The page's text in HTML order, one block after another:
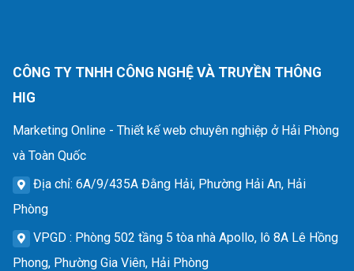
CÔNG TY TNHH CÔNG NGHỆ VÀ TRUYỀN THÔNG
HIG
Marketing Online - Thiết kế web chuyên nghiệp ở Hải Phòng
và Toàn Quốc
Địa chỉ: 6A/9/435A Đằng Hải, Phường Hải An, Hải
Phòng
VPGD : Phòng 502 tầng 5 tòa nhà Apollo, lô 8A Lê Hồng
Phong, Phường Gia Viên, Hải Phòng